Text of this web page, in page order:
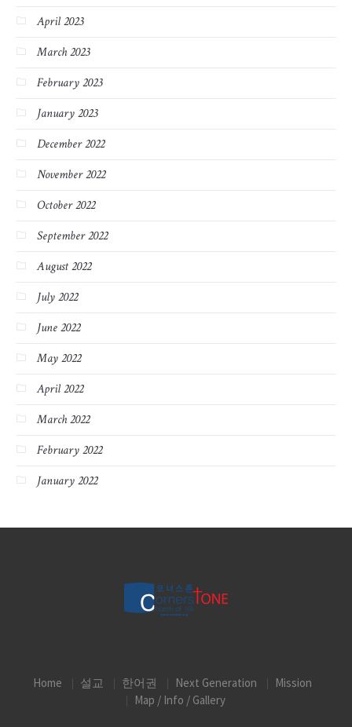
April 2023
March 2023
February 2023
January 2023
December 2022
November 2022
October 2022
September 2022
August 2022
July 2022
June 2022
May 2022
April 2022
March 2022
February 2022
January 2022
Home 설교 한어권 Next Generation
Mission
Map / Info / Gallery